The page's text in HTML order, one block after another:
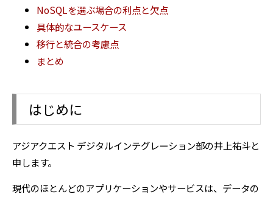
NoSQLを選ぶ場合の利点と欠点
具体的なユースケース
移行と統合の考慮点
まとめ
はじめに
アジアクエスト デジタルインテグレーション部の井上祐斗と
申します。
現代のほとんどのアプリケーションやサービスは、データの